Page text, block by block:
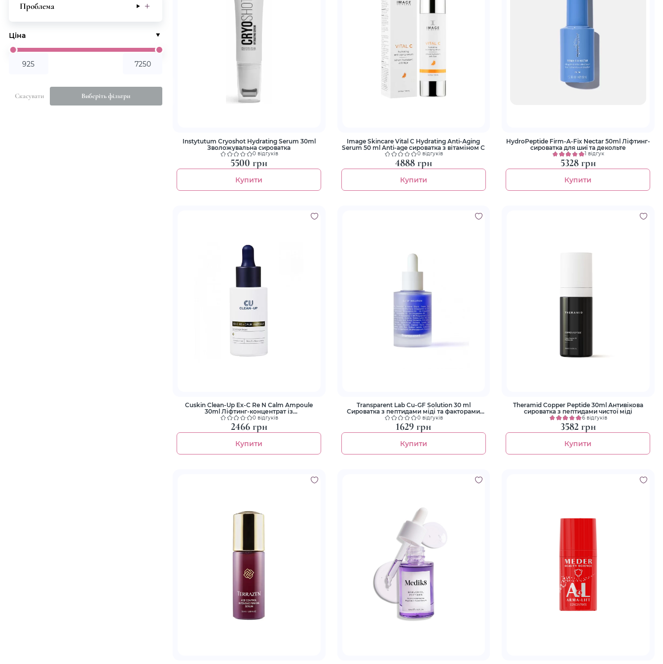
Instytutum Cryoshot Hydrating Serum 30ml
Зволожувальна сироватка
0 відгуків
5500 грн
Купити
Image Skincare Vital C Hydrating Anti-Aging
Serum 50 ml Anti-age сироватка з вітаміном С
0 відгуків
4888 грн
Купити
HydroPeptide Firm-A-Fix Nectar 50ml Ліфтинг-
сироватка для шиї та декольте
1 відгук
5328 грн
Купити
Cuskin Clean-Up Ex-C Re N Calm Ampoule
30ml Ліфтинг-концентрат із
полінуклеотидами
0 відгуків
2466 грн
Купити
Transparent Lab Cu-GF Solution 30 ml
Сироватка з пептидами міді та факторами
росту0 відгуків
1629 грн
Купити
Theramid Copper Peptide 30ml Антивікова
сироватка з пептидами чистої міді
6 відгуків
3582 грн
Купити
Проблема
Ціна
Скасувати Виберіть фільтри